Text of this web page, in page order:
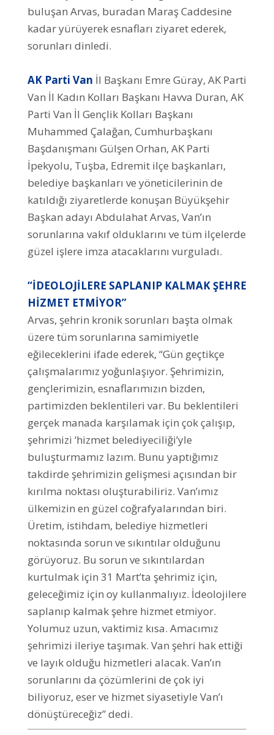
buluşan Arvas, buradan Maraş Caddesine
kadar yürüyerek esnafları ziyaret ederek,
sorunları dinledi.
AK Parti Van İl Başkanı Emre Güray, AK Parti
Van İl Kadın Kolları Başkanı Havva Duran, AK
Parti Van İl Gençlik Kolları Başkanı
Muhammed Çalağan, Cumhurbaşkanı
Başdanışmanı Gülşen Orhan, AK Parti
İpekyolu, Tuşba, Edremit ilçe başkanları,
belediye başkanları ve yöneticilerinin de
katıldığı ziyaretlerde konuşan Büyükşehir
Başkan adayı Abdulahat Arvas, Van’ın
sorunlarına vakıf olduklarını ve tüm ilçelerde
güzel işlere imza atacaklarını vurguladı.
“İDEOLOJİLERE SAPLANIP KALMAK ŞEHRE
HİZMET ETMİYOR”
Arvas, şehrin kronik sorunları başta olmak
üzere tüm sorunlarına samimiyetle
eğileceklerini ifade ederek, “Gün geçtikçe
çalışmalarımız yoğunlaşıyor. Şehrimizin,
gençlerimizin, esnaflarımızın bizden,
partimizden beklentileri var. Bu beklentileri
gerçek manada karşılamak için çok çalışıp,
şehrimizi ‘hizmet belediyeciliği’yle
buluşturmamız lazım. Bunu yaptığımız
takdirde şehrimizin gelişmesi açısından bir
kırılma noktası oluşturabiliriz. Van’ımız
ülkemizin en güzel coğrafyalarından biri.
Üretim, istihdam, belediye hizmetleri
noktasında sorun ve sıkıntılar olduğunu
görüyoruz. Bu sorun ve sıkıntılardan
kurtulmak için 31 Mart’ta şehrimiz için,
geleceğimiz için oy kullanmalıyız. İdeolojilere
saplanıp kalmak şehre hizmet etmiyor.
Yolumuz uzun, vaktimiz kısa. Amacımız
şehrimizi ileriye taşımak. Van şehri hak ettiği
ve layık olduğu hizmetleri alacak. Van’ın
sorunlarını da çözümlerini de çok iyi
biliyoruz, eser ve hizmet siyasetiyle Van’ı
dönüştüreceğiz” dedi.